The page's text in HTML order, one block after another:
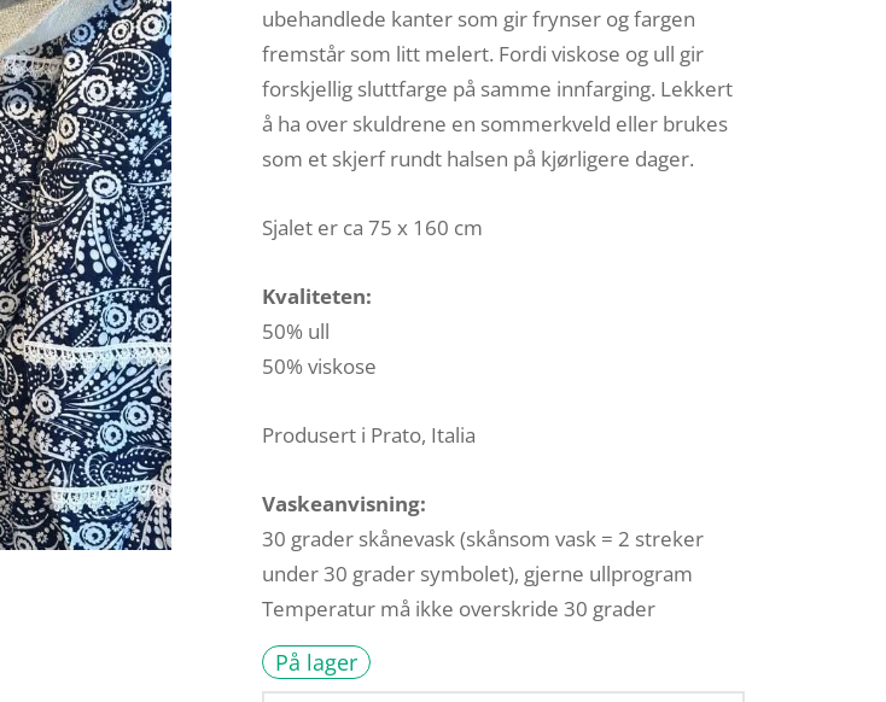
ubehandlede kanter som gir frynser og fargen
fremstår som litt melert. Fordi viskose og ull gir
forskjellig sluttfarge på samme innfarging. Lekkert
å ha over skuldrene en sommerkveld eller brukes
som et skjerf rundt halsen på kjørligere dager.
Sjalet er ca 75 x 160 cm
Kvaliteten:
50% ull
50% viskose
Produsert i Prato, Italia
Vaskeanvisning:
30 grader skånevask (skånsom vask = 2 streker
under 30 grader symbolet), gjerne ullprogram
Temperatur må ikke overskride 30 grader
På lager